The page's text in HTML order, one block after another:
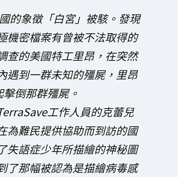
的象徵「白宮」被駭。發現
機密檔案有曾被不法取得的
查的美國特工里昂，在突然
遇到一群未知的殭屍，里昂
擊倒那群殭屍。
工作人員的克蕾兒
為難民提供協助而到訪的國
失語症少年所描繪的神秘圖
了那幅被認為是描繪病毒感